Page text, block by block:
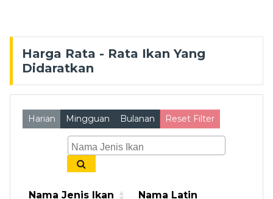
Harga Rata - Rata Ikan Yang
Didaratkan
Harian Mingguan Bulanan Reset Filter
Nama Jenis Ikan Nama Latin